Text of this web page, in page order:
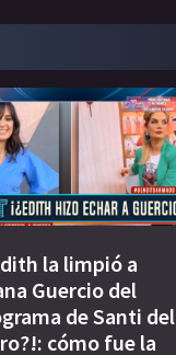
la limpió a
Guercio del
de Santi del
cómo fue la